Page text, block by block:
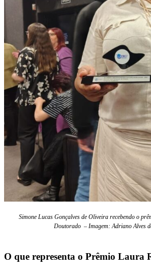
Simone Lucas Gonçalves de Oliveira recebendo o
Doutorado – Imagem:Adriano Alves
O que representa o Prêmio Laura